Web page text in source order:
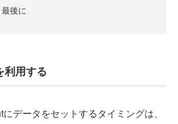
最後に
用する
データをセットするタイミングは、